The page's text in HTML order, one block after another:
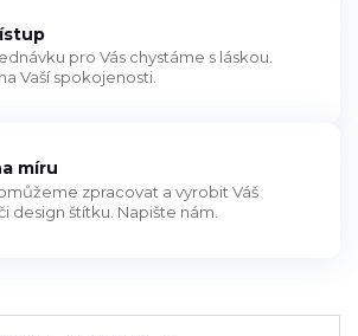
pro Vás chystáme s láskou.
Vaší spokojenosti.
míru
zpracovat a vyrobit Váš
design štítku. Napište nám.